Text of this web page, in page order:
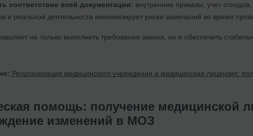
соответствие всей документации: внутренние приказы, учет
и реальной деятельности минимизирует риски замечаний во время
не только выполнить требования закона, но и обеспечить
Реорганизация медицинского учреждения и медицинская лицензия:
помощь: получение медицинской
изменений в МОЗ